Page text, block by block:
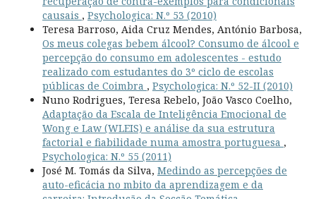
causais , Psychologica: N.º 53 (2010)
Teresa Barroso, Aida Cruz Mendes, António Barbosa,
Os meus colegas bebem álcool? Consumo de álcool e
percepção do consumo em adolescentes - estudo
realizado com estudantes do 3º ciclo de escolas
públicas de Coimbra , Psychologica: N.º 52-II (2010)
Nuno Rodrigues, Teresa Rebelo, João Vasco Coelho,
Adaptação da Escala de Inteligência Emocional de
Wong e Law (WLEIS) e análise da sua estrutura
factorial e fiabilidade numa amostra portuguesa ,
Psychologica: N.º 55 (2011)
José M. Tomás da Silva, Medindo as percepções de
auto-eficácia no mbito da aprendizagem e da